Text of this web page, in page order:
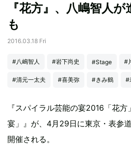
『花方』、八嶋智人
も
2016.03.18 Fri
#八嶋智人 #岩下尚史 #Stage #
#清元一太夫 #喜美弥 #きみ鶴 #
『スパイラル芸能の宴2016「花
宴」』が、4月29日に東京・表参
開催される。